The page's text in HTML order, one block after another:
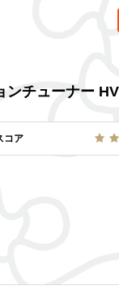
コア
ンチューナー